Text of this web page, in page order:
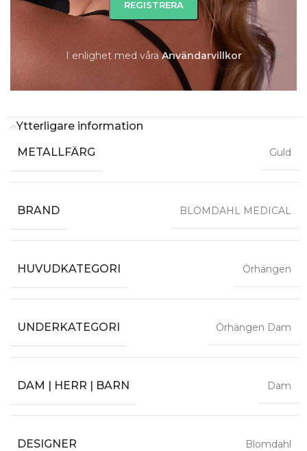
I enlighet med våraAnvändarvillkor
+
LÄGG TILL I VARUKORG
Ytterligare information
METALLFÄRG
Guld
BRAND BLOMDAHL MEDICAL
HUVUDKATEGORI Örhängen
UNDERKATEGORI Örhängen Dam
DAM | HERR | BARN Dam
DESIGNER Blomdahl